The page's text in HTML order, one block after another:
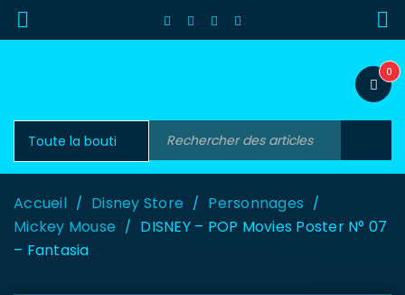
0
Accueil / Disney Store / Personnages /
Mickey Mouse / DISNEY – POP Movies Poster N° 07
– Fantasia